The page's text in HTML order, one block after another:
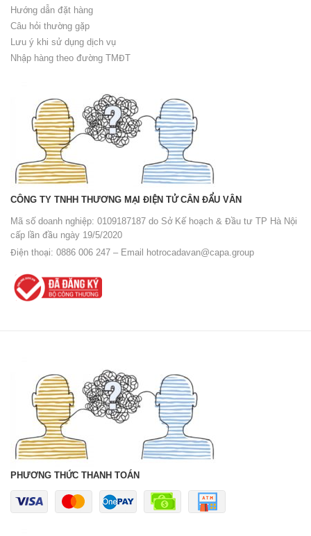
Hướng dẫn đặt hàng
Câu hỏi thường gặp
Lưu ý khi sử dụng dịch vụ
Nhập hàng theo đường TMĐT
CÔNG TY TNHH THƯƠNG MẠI ĐIỆN TỬ CÂN ĐẨU VÂN
Mã số doanh nghiệp: 0109187187 do Sở Kế hoạch & Đầu tư TP Hà Nội
cấp lần đầu ngày 19/5/2020
Điện thoại: 0886 006 247 – Email
hotrocadavan@capa.group
PHƯƠNG THỨC THANH TOÁN